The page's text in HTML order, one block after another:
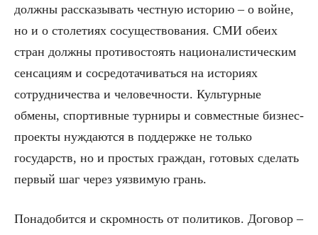
должны рассказывать честную историю – о войне,
но и о столетиях сосуществования. СМИ обеих
стран должны противостоять националистическим
сенсациям и сосредотачиваться на историях
сотрудничества и человечности. Культурные
обмены, спортивные турниры и совместные бизнес-
проекты нуждаются в поддержке не только
государств, но и простых граждан, готовых сделать
первый шаг через уязвимую грань.
Понадобится и скромность от политиков. Договор –